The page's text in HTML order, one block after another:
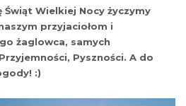
Świąt Wielkiej Nocy życzymy
przyjaciołom i
żaglowca, samych
Pyszności. A do
:)